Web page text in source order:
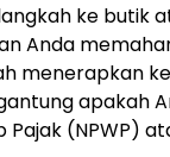
ke butik
Anda
menerapkan
apakah
Pajak (NPWP)